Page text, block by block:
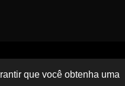
25 Anosque você obtenha uma